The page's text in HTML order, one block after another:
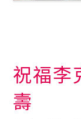
祝福李
壽